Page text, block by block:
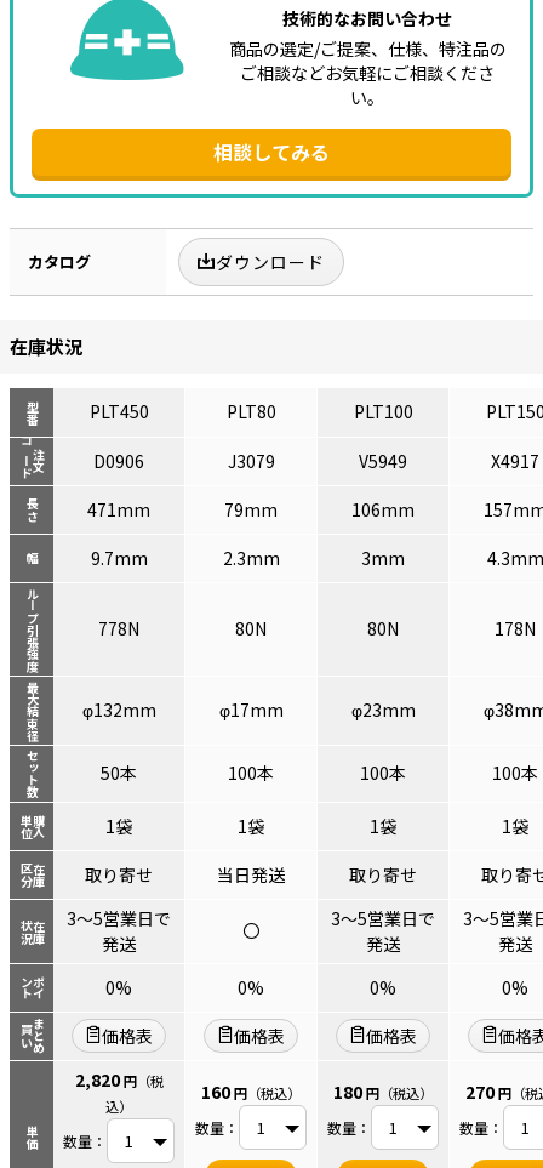
技術的なお問い合わせ
商品の選定/ご提案、仕様、特注品の
ご相談などお気軽にご相談くださ
い。
相談してみる
カタログ ダウンロード
在庫状況
型番
注文
コード
長さ
幅
ループ引張強度
最大結束径
セット数
購入
単位
在庫
区分
在庫
状況
ポイ
ント
まとめ
買い
単価
PLT450 PLT80 PLT100
D0906 J3079 V5949
X4917
471mm
79mm 106mm
9.7mm
2.3mm 3mm 4.3mm
778N 80N 80N 178N
φ132mm φ17mm φ23mm
50本 100本 100本 100本
1袋 1袋 1袋
1袋
取り寄せ
当日発送 取り寄せ
取り寄
3～5営業日で
発送
〇
3～5営業日で
発送
3～5営業
発送
0%
0% 0%
0%
価格表
価格表 価格表
価格
2,820 円（税
込）
数量：
160円 （税込）
数量：
180円 （税込）
数量：
270円 （
数量：